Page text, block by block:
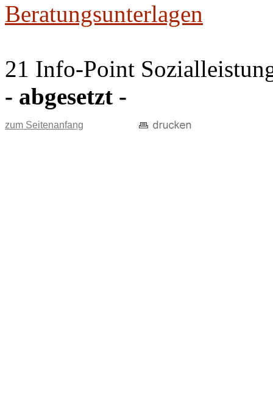
Beratungsunterlagen
21 Info-Point
- abgesetzt -
zum Seitenanfang